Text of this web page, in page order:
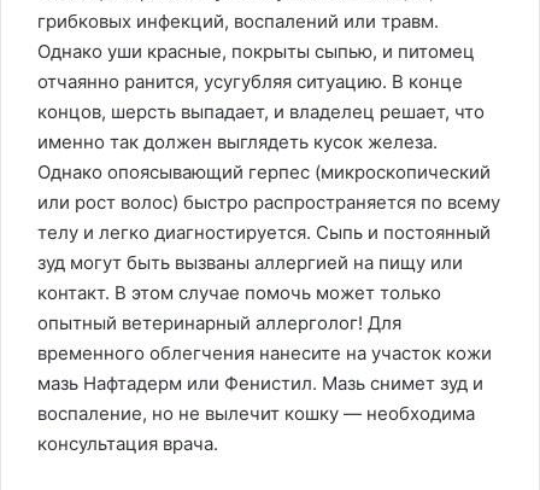
грибковых инфекций, воспалений или травм.
Однако уши красные, покрыты сыпью, и питомец
отчаянно ранится, усугубляя ситуацию. В конце
концов, шерсть выпадает, и владелец решает, что
именно так должен выглядеть кусок железа.
Однако опоясывающий герпес (микроскопический
или рост волос) быстро распространяется по всему
телу и легко диагностируется. Сыпь и постоянный
зуд могут быть вызваны аллергией на пищу или
контакт. В этом случае помочь может только
опытный ветеринарный аллерголог! Для
временного облегчения нанесите на участок кожи
мазь Нафтадерм или Фенистил. Мазь снимет зуд и
воспаление, но не вылечит кошку — необходима
консультация врача.